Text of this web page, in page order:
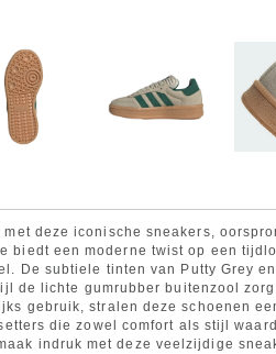
deze iconische sneakers,
biedt een moderne twist op een
De subtiele tinten van Putty Grey
de lichte gumrubber buitenzool
gebruik, stralen deze schoenen
die zowel comfort als stijl
indruk met deze veelzijdige